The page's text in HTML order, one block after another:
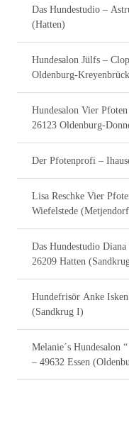
Das Hundestudio –
(Hatten)
Hundesalon Jülfs –
Oldenburg-Kreyenbrück
Hundesalon Vier
26123 Oldenburg-
Der Pfotenprofi –
Lisa Reschke Vier
Wiefelstede
Das Hundestudio
26209 Hatten
Hundefrisör Anke
(Sandkrug I)
Melanie´s Hundesalon
– 49632 Essen